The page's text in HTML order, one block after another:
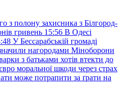
з полону захисника з Білгород-
гривень 15:56 В Одесі
У Бессарабській громаді
нагородами Міноборони
з батьками хотів втекти до
моральної шкоди через страх
може потрапити за ґрати на